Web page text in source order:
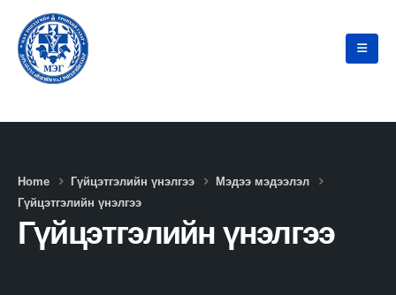
Home Гүйцэтгэлийн үнэлгээ
Мэдээ мэдээлэл
Гүйцэтгэлийн үнэлгээ
Гүйцэтгэлийн үнэлгээ